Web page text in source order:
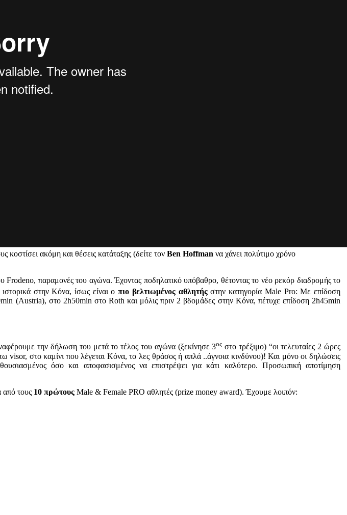
ακόμη και θέσεις κατάταξης (δείτε τον Ben Hoffman να χάνει πολύτιμο χρόνο
Frodeno, παραμονές του αγώνα. Έχοντας ποδηλατικό υπόβαθρο, θέτοντας το νέο ρεκόρ διαδρομής το
στην Κόνα, ίσως είναι ο πιο βελτιωμένος αθλητήςστην κατηγορία Male Pro: Με επίδοση
(Austria), στο 2h50min στο Roth και μόλις πριν 2 βδομάδες στην Κόνα, πέτυχε επίδοση 2h45min
την δήλωση του μετά το τέλος του αγώνα (ξεκίνησε 3ος στο τρέξιμο) “οι τελευταίες 2 ώρες
visor, στο καμίνι που λέγεται Κόνα, το λες θράσος ή απλά ..άγνοια κινδύνου)! Και μόνο οι δηλώσεις
όσο και αποφασισμένος να επιστρέψει για κάτι καλύτερο. Προσωπική αποτίμηση
από τους 10 πρώτους Male & Female PRO αθλητές (prize money award). Έχουμε λοιπόν: